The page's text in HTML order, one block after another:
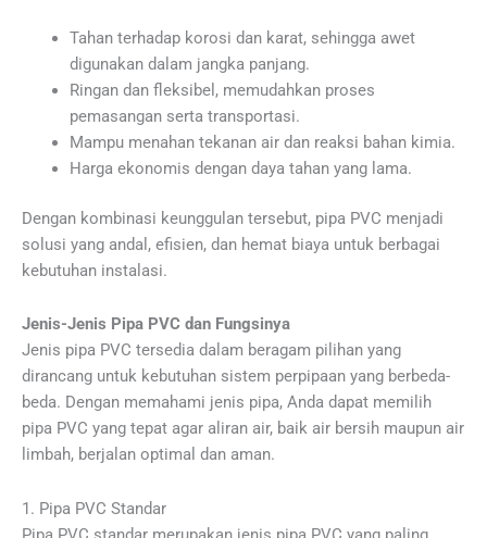
Tahan terhadap korosi dan karat, sehingga awet
digunakan dalam jangka panjang.
Ringan dan fleksibel, memudahkan proses
pemasangan serta transportasi.
Mampu menahan tekanan air dan reaksi bahan kimia.
Harga ekonomis dengan daya tahan yang lama.
Dengan kombinasi keunggulan tersebut, pipa PVC menjadi
solusi yang andal, efisien, dan hemat biaya untuk berbagai
kebutuhan instalasi.
Jenis-Jenis Pipa PVC dan Fungsinya
Jenis pipa PVC tersedia dalam beragam pilihan yang
dirancang untuk kebutuhan sistem perpipaan yang berbeda-
beda. Dengan memahami jenis pipa, Anda dapat memilih
pipa PVC yang tepat agar aliran air, baik air bersih maupun air
limbah, berjalan optimal dan aman.
1. Pipa PVC Standar